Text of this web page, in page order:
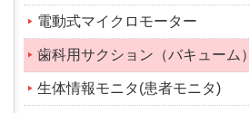
電動式マイクロモーター
歯科用サクション（バキューム）
生体情報モニタ(患者モニタ)